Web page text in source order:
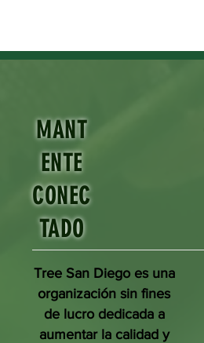
MANT
ENTE
CONEC
TADO
Tree San Diego es una
organización sin fines
de lucro dedicada a
aumentar la calidad y